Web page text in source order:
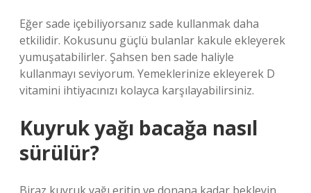
Eğer sade içebiliyorsanız sade kullanmak daha
etkilidir. Kokusunu güçlü bulanlar kakule ekleyerek
yumuşatabilirler. Şahsen ben sade haliyle
kullanmayı seviyorum. Yemeklerinize ekleyerek D
vitamini ihtiyacınızı kolayca karşılayabilirsiniz.
Kuyruk yağı bacağa nasıl
sürülür?